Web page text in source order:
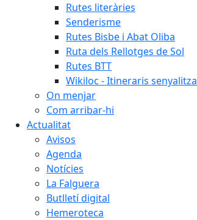
Rutes literàries
Senderisme
Rutes Bisbe i Abat Oliba
Ruta dels Rellotges de Sol
Rutes BTT
Wikiloc - Itineraris
On menjar
Com arribar-hi
Actualitat
Avisos
Agenda
Notícies
La Falguera
Butlletí digital
Hemeroteca